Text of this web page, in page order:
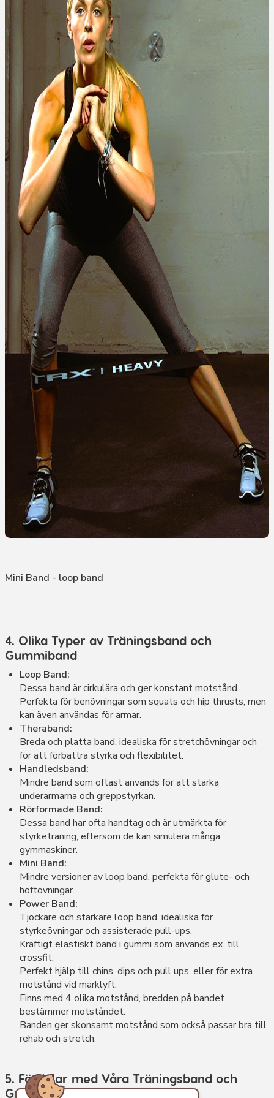
Mini Band - loop band
4. Olika Typer av Träningsband och
Gummiband
Loop Band:
Dessa band är cirkulära och ger konstant motstånd.
Perfekta för benövningar som squats och hip thrusts, men
kan även användas för armar.
Theraband:
Breda och platta band, idealiska för stretchövningar och
för att förbättra styrka och flexibilitet.
Handledsband:
Mindre band som oftast används för att stärka
underarmarna och greppstyrkan.
Rörformade Band:
Dessa band har ofta handtag och är utmärkta för
styrketräning, eftersom de kan simulera många
gymmaskiner.
Mini Band:
Mindre versioner av loop band, perfekta för glute- och
höftövningar.
Power Band:
Tjockare och starkare loop band, idealiska för
styrkeövningar och assisterade pull-ups.
Kraftigt elastiskt band i gummi som används ex. till
crossfit.
Perfekt hjälp till chins, dips och pull ups, eller för extra
motstånd vid marklyft.
Finns med 4 olika motstånd, bredden på bandet
bestämmer motståndet.
Banden ger skonsamt motstånd som också passar bra till
rehab och stretch.
5. Fördelar med Våra Träningsband och
Gummiband